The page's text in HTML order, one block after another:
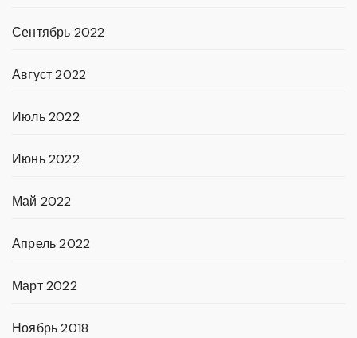
Сентябрь 2022
Август 2022
Июль 2022
Июнь 2022
Май 2022
Апрель 2022
Март 2022
Ноябрь 2018